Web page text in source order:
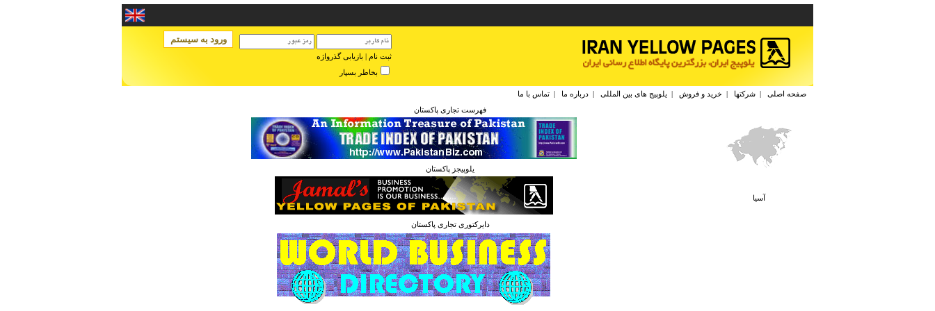
ثبت نام بازیابی گذرواژه
بخاطر بسپار
صفحه اصلی شرکتها خرید و فروش یلوپیج های بین المللی درباره ما تماس با ما
آسيا
فهرست تجاری پاکستان
يلوپيجز پاکستان
دايرکتوری تجاری پاکستان